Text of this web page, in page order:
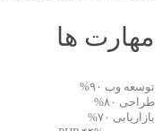
مهارت ها
توسعه وب ۹۰%
طراحی ۸۰%
بازاریابی ۷۰%